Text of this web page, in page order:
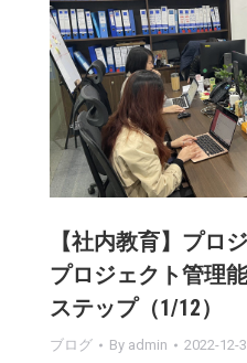
【社内教育】プロ
プロジェクト管理
ステップ（1/12）
ブログ By admin 2022-12-